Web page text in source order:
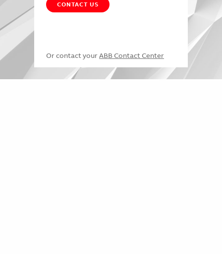
CONTACT US
Or contact your ABB Contact Center